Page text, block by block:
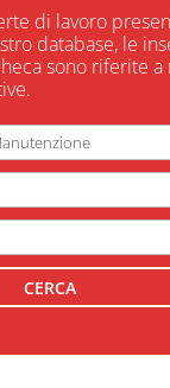
di lavoro
database, le
sono riferite a